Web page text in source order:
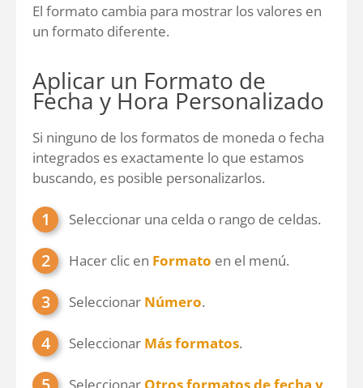
El formato cambia para mostrar los valores en
un formato diferente.
Aplicar un Formato de
Fecha y Hora Personalizado
Si ninguno de los formatos de moneda o fecha
integrados es exactamente lo que estamos
buscando, es posible personalizarlos.
Seleccionar una celda o rango de celdas.
Hacer clic en Formato en el menú.
Seleccionar Número.
Seleccionar Más formatos.
Seleccionar Otros formatos de fecha y